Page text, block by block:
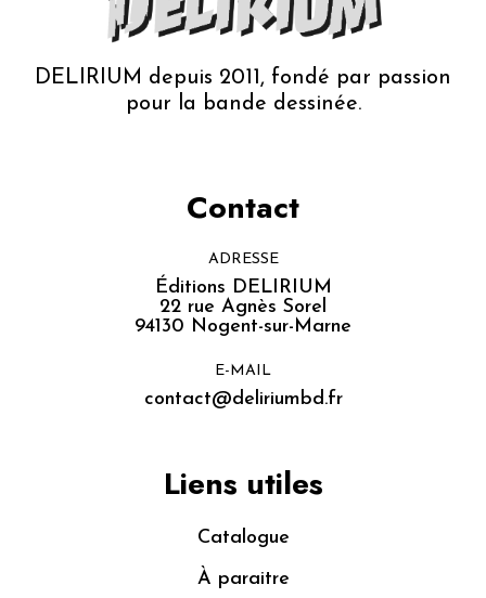
DELIRIUM depuis 2011, fondé par passion
pour la bande dessinée.
Contact
ADRESSE
Éditions DELIRIUM
22 rue Agnès Sorel
94130 Nogent-sur-Marne
E-MAIL
contact@deliriumbd.fr
Liens utiles
Catalogue
À paraitre